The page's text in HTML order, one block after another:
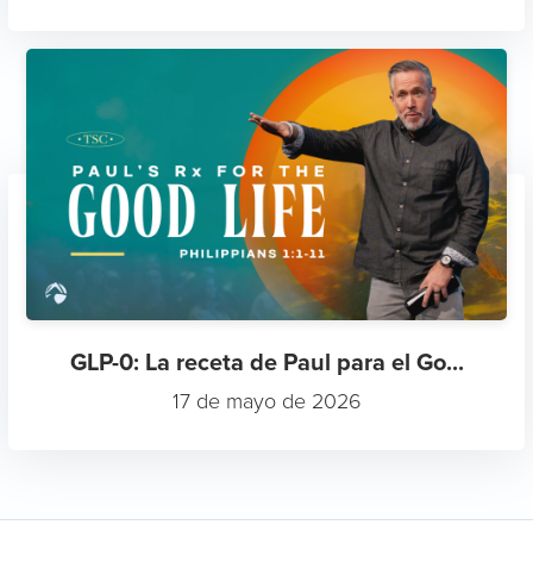
GLP-0: La receta de Paul para el Go...
17 de mayo de 2026